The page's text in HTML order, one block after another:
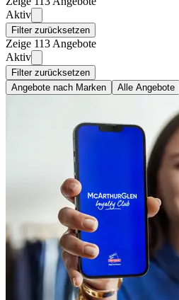
Aktiv
Filter zurücksetzen
Zeige 113 Angebote
Aktiv
Filter zurücksetzen
Angebote nach Marken
Alle Angebote